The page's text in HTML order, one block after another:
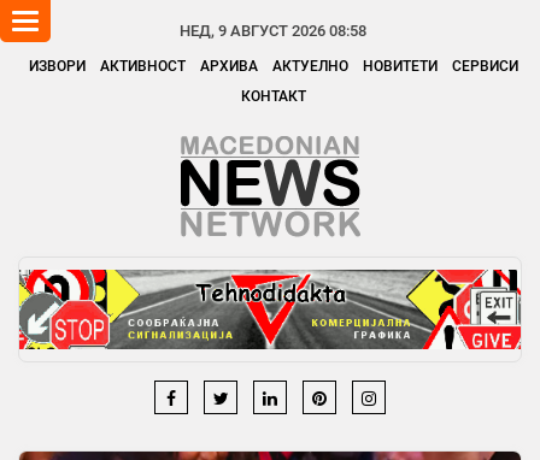
НЕД, 9 АВГУСТ 2026 08:58
ИЗВОРИ АКТИВНОСТ АРХИВА АКТУЕЛНО НОВИТЕТИ
СЕРВИСИ
КОНТАКТ
Toggle
navigation